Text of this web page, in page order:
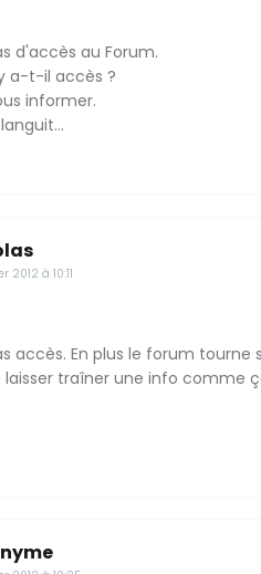
d'accès au Forum.
a-t-il accès ?
informer.
2012 à 10:11
accès. En plus le forum
laisser traîner une info comme